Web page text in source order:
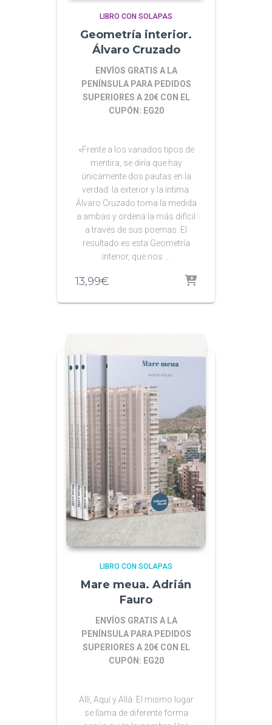
LIBRO CON SOLAPAS
Geometría interior.
Álvaro Cruzado
ENVÍOS GRATIS A LA
PENÍNSULA PARA PEDIDOS
SUPERIORES A 20€ CON EL
CUPÓN: EG20
«Frente a los variados tipos de
mentira, se diría que hay
únicamente dos pautas en la
verdad: la exterior y la íntima.
Álvaro Cruzado toma la medida
a ambas y ordena la más difícil
a través de sus poemas. El
resultado es esta Geometría
interior, que nos …
13,99€
LIBRO CON SOLAPAS
Mare meua. Adrián
Fauro
ENVÍOS GRATIS A LA
PENÍNSULA PARA PEDIDOS
SUPERIORES A 20€ CON EL
CUPÓN: EG20
Allí, Aquí y Allá. El mismo lugar
se llama de diferente forma